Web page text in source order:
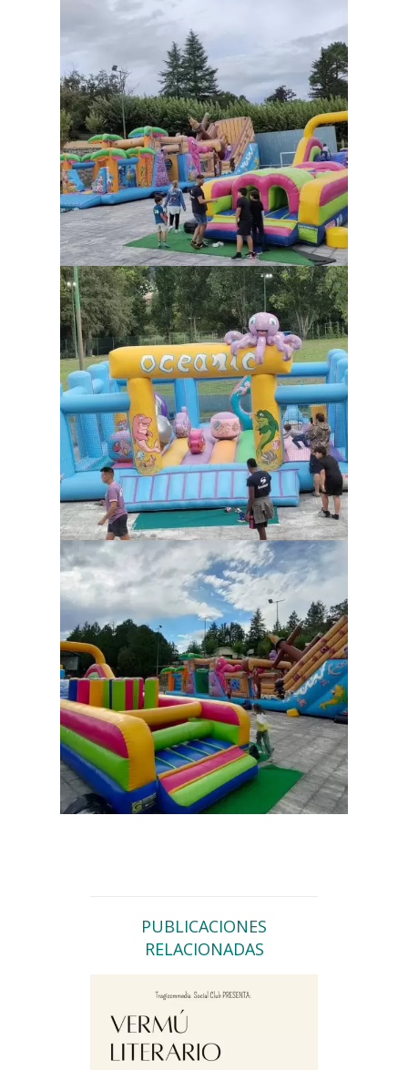
PUBLICACIONES
RELACIONADAS